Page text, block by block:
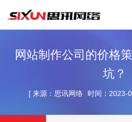
网站制作公司的价格
坑？
[ 来源：思讯网络 时间：2023-